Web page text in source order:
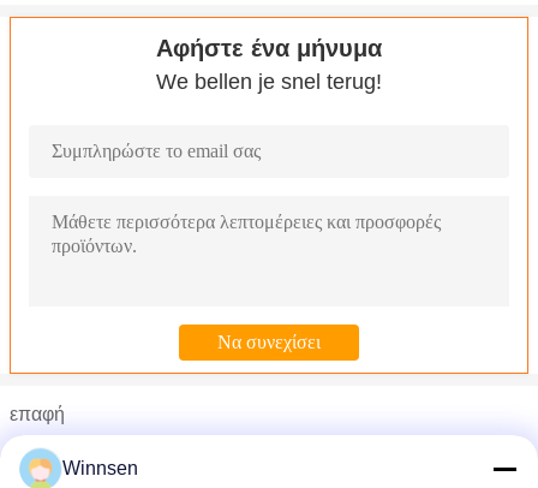
Αφήστε ένα μήνυμα
We bellen je snel terug!
επαφή
Mr. John Liu
Οι ηλεκτρονικές μηχανές πώλησης ποτών ντουλαπιών
Τα αυτοματοποιημένα ντουλάπια πώλησης τροφίμων
Winnsen